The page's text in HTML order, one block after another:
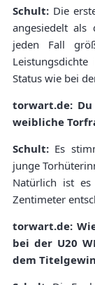
Schult: Die
angesiedelt als
jeden Fall
Status wie bei
torwart.de:
weibliche
Schult: Es
junge
Natürlich ist
Zentimeter
torwart.de:
bei der U20
dem